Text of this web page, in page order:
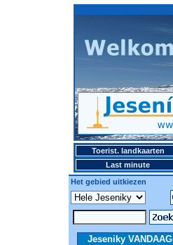
Toerist. landkaarten
Last minute
Het gebied uitkiezen
Jeseniky VANDAAG